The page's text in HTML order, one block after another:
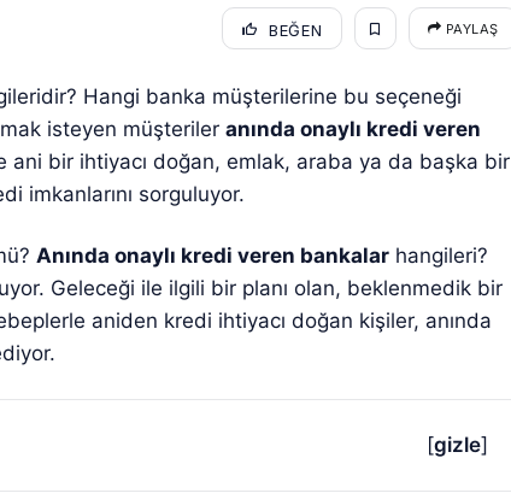
BEĞEN PAYLAŞ
Hangi banka müşterilerine bu seçeneği
isteyen müşterileranında onaylı kredi veren
ani bir ihtiyacı doğan, emlak, araba ya da başka bir
imkanlarını sorguluyor.
Anında onaylı kredi veren bankalar hangileri?
Geleceği ile ilgili bir planı olan, beklenmedik bir
aniden kredi ihtiyacı doğan kişiler, anında
[gizle]